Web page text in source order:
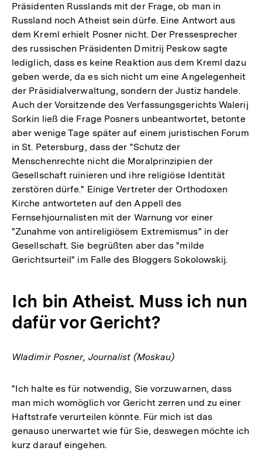
Präsidenten Russlands mit der Frage, ob man in
Russland noch Atheist sein dürfe. Eine Antwort aus
dem Kreml erhielt Posner nicht. Der Pressesprecher
des russischen Präsidenten Dmitrij Peskow sagte
lediglich, dass es keine Reaktion aus dem Kreml dazu
geben werde, da es sich nicht um eine Angelegenheit
der Präsidialverwaltung, sondern der Justiz handele.
Auch der Vorsitzende des Verfassungsgerichts Walerij
Sorkin ließ die Frage Posners unbeantwortet, betonte
aber wenige Tage später auf einem juristischen Forum
in St. Petersburg, dass der "Schutz der
Menschenrechte nicht die Moralprinzipien der
Gesellschaft ruinieren und ihre religiöse Identität
zerstören dürfe." Einige Vertreter der Orthodoxen
Kirche antworteten auf den Appell des
Fernsehjournalisten mit der Warnung vor einer
"Zunahme von antireligiösem Extremismus" in der
Gesellschaft. Sie begrüßten aber das "milde
Gerichtsurteil" im Falle des Bloggers Sokolowskij.
Ich bin Atheist. Muss ich nun
dafür vor Gericht?
Wladimir Posner, Journalist (Moskau)
"Ich halte es für notwendig, Sie vorzuwarnen, dass
man mich womöglich vor Gericht zerren und zu einer
Haftstrafe verurteilen könnte. Für mich ist das
genauso unerwartet wie für Sie, deswegen möchte ich
kurz darauf eingehen.